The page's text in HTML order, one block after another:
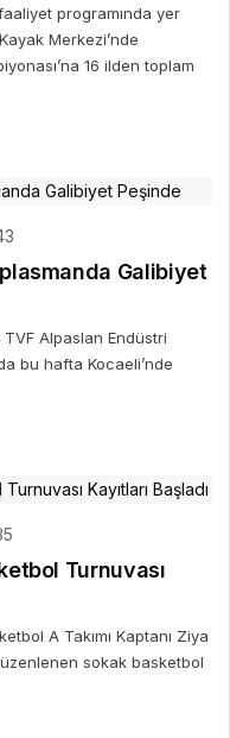
programında yer
Merkezi’nde
16 ilden toplam
TVF Alpaslan Endüstri
bu hafta Kocaeli’nde
Turnuvası
A Takımı Kaptanı Ziya
sokak basketbol